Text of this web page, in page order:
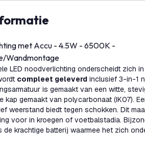
met Accu - 4.5W - 6500K -
Wandmontage
LED noodverlichting onderscheidt zich
compleet geleverd inclusief 3-in-1
is gemaakt van een witte,
kap gemaakt van polycarbonaat (IK07).
weerstand biedt tegen schokken. Dit
voor in kroegen of voetbalstadia.
de krachtige batterij waarmee het zich